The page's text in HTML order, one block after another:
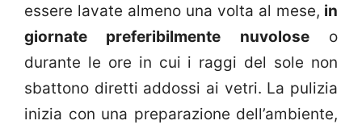
essere lavate almeno una volta al mese, in
giornate preferibilmente nuvoloseo
durante le ore in cui i raggi del sole non
sbattono diretti addossi ai vetri. La pulizia
inizia con una preparazione dell’ambiente,